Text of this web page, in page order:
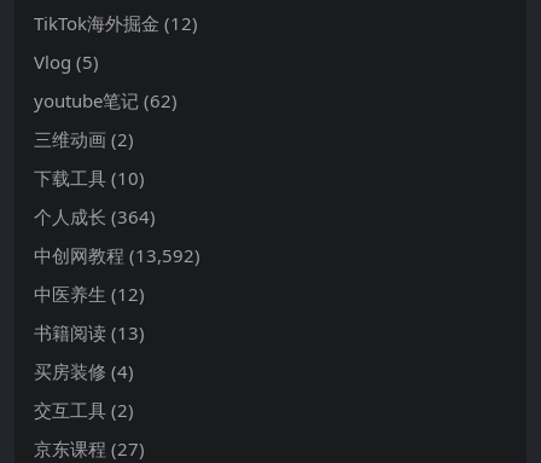
TikTok海外掘金 (12)
Vlog (5)
youtube笔记 (62)
三维动画 (2)
下载工具 (10)
个人成长 (364)
中创网教程 (13,592)
中医养生 (12)
书籍阅读 (13)
买房装修 (4)
交互工具 (2)
京东课程 (27)